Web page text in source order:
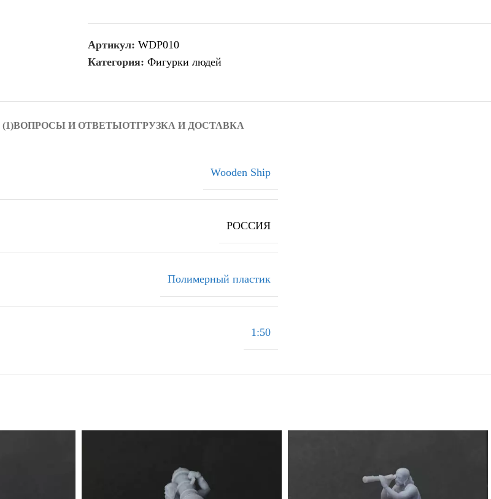
Артикул: WDP010
Категория: Фигурки людей
ВОПРОСЫ И ОТВЕТЫОТГРУЗКА И ДОСТАВКА
Wooden Ship
РОССИЯ
Полимерный пластик
1:50